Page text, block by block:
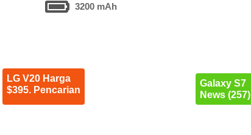
3200 mAh
LG V20 Harga
$395. Pencarian
Galaxy S7
News (257)